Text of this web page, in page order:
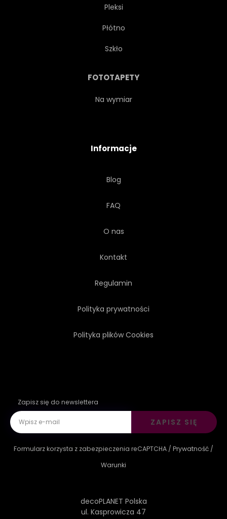
Pleksi
Płótno
Szkło
FOTOTAPETY
Na wymiar
Informacje
Blog
FAQ
O nas
Kontakt
Regulamin
Polityka prywatności
Polityka plików Cookies
Zapisz się do newslettera
ZAPISZ SIĘ
Formularz korzysta z zabezpieczenia reCAPTCHA / Prywatność /
Warunki
decoPLANET Polska
ul. Kasprowicza 47